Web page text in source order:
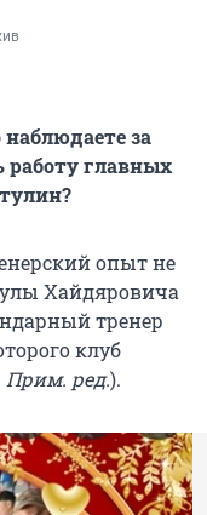
за
работу главных
опыт не
Хайдяровича
тренер
клуб
Прим. ред.).